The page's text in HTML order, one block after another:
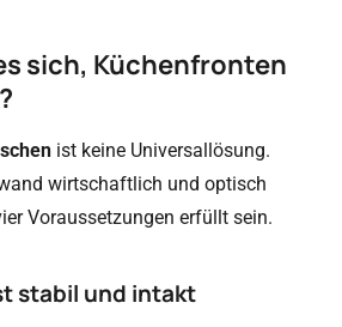
sich, Küchenfronten
ist keine Universallösung.
wirtschaftlich und optisch
Voraussetzungen erfüllt sein.
stabil und intakt